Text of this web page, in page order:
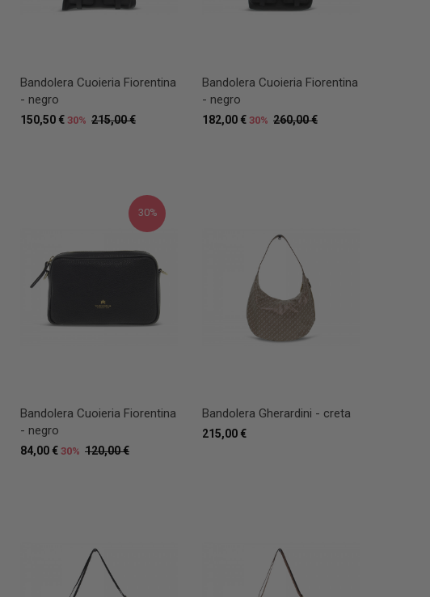
Bandolera Cuoieria Fiorentina
- negro
215,00 €
150,50 € 30%
Bandolera Cuoieria Fiorentina
- negro
260,00 €
182,00 € 30%
30%
Bandolera Cuoieria Fiorentina
- negro
120,00 €
84,00 € 30%
Bandolera Gherardini - creta
215,00 €